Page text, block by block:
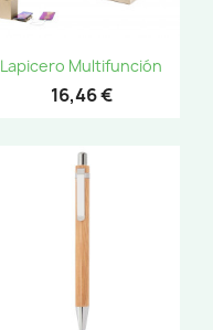
Lapicero Multifunción
16,46 €